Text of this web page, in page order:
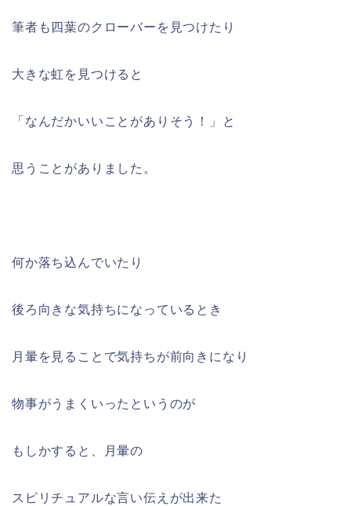
筆者も四葉のクローバーを見つけたり
大きな虹を見つけると
「なんだかいいことがありそう！」と
思うことがありました。
何か落ち込んでいたり
後ろ向きな気持ちになっているとき
月暈を見ることで気持ちが前向きになり
物事がうまくいったというのが
もしかすると、月暈の
スピリチュアルな言い伝えが出来た